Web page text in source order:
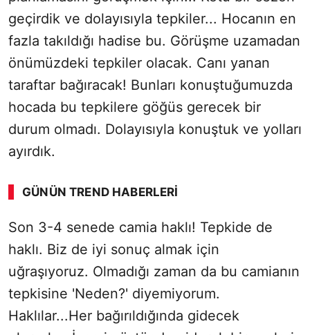
geçirdik ve dolayısıyla tepkiler... Hocanın en
fazla takıldığı hadise bu. Görüşme uzamadan
önümüzdeki tepkiler olacak. Canı yanan
taraftar bağıracak! Bunları konuştuğumuzda
hocada bu tepkilere göğüs gerecek bir
durum olmadı. Dolayısıyla konuştuk ve yolları
ayırdık.
GÜNÜN TREND HABERLERI
Son 3-4 senede camia haklı! Tepkide de
haklı. Biz de iyi sonuç almak için
uğraşıyoruz. Olmadığı zaman da bu camianın
tepkisine 'Neden?' diyemiyorum.
Haklılar...Her bağırıldığında gidecek